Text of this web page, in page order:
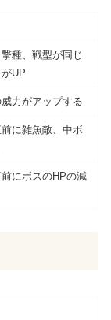
種、戦型が同じ
UP
力がアップする
に雑魚敵、中ボ
にボスのHPの減